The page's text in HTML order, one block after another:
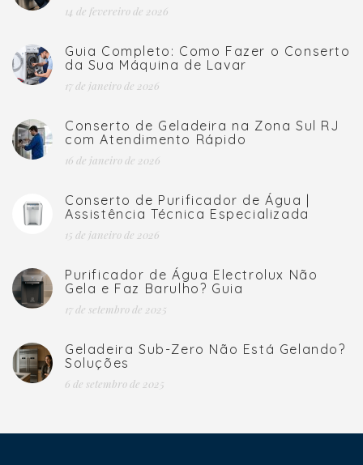
14 de fevereiro de 2026
Guia Completo: Como Fazer o Conserto
da Sua Máquina de Lavar
17 de janeiro de 2026
Conserto de Geladeira na Zona Sul RJ
com Atendimento Rápido
16 de janeiro de 2026
Conserto de Purificador de Água |
Assistência Técnica Especializada
15 de janeiro de 2026
Purificador de Água Electrolux Não
Gela e Faz Barulho? Guia
17 de setembro de 2025
Geladeira Sub-Zero Não Está Gelando?
Soluções
6 de setembro de 2025